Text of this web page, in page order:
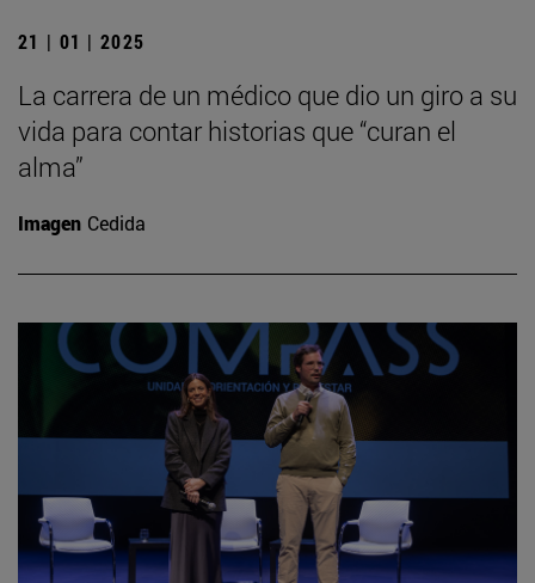
21 | 01 | 2025
La carrera de un médico que dio un giro a su
vida para contar historias que “curan el
alma”
Imagen Cedida